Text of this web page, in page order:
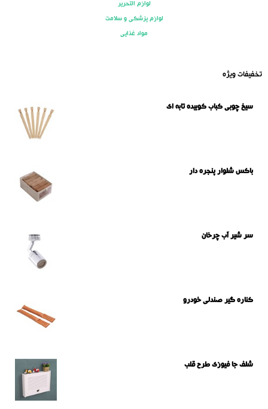
لوازم التحریر
لوازم پزشکی و سلامت
مواد غذایی
تخفیفات ویژه
سیخ چوبی کباب کوبیده تابه ای
باکس شلوار پنجره دار
سر شیر آب چرخان
کناره گیر صندلی خودرو
شلف جا فیوزی طرح قلب